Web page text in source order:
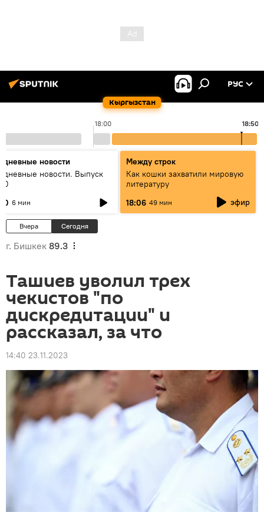
Кыргызстан
РУС
18:00 18:50
новости
новости. Выпуск
6 мин
Между строк
Как кошки захватили мировую
литературу
18:06 49 мин эфир
Вчера Сегодня
г. Бишкек 89.3
Ташиев уволил трех
чекистов "по
дискредитации" и
рассказал, за что
14:40 23.11.2023